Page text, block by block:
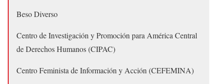
Beso Diverso
Centro de Investigación y Promoción para América Central
de Derechos Humanos (CIPAC)
Centro Feminista de Información y Acción (CEFEMINA)